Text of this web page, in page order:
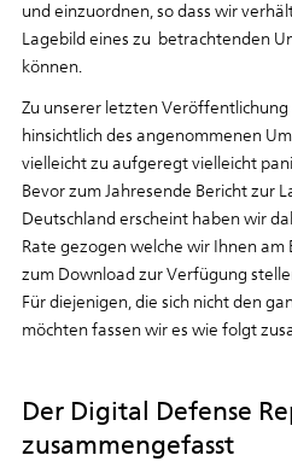
und einzuordnen, so dass wir
Lagebild eines zu betrachtenden
können.
Zu unserer letzten
hinsichtlich des angenommenen
vielleicht zu aufgeregt vielleicht
Bevor zum Jahresende Bericht zur
Deutschland erscheint haben wir
Rate gezogen welche wir Ihnen am
zum Download zur Verfügung
Für diejenigen, die sich nicht den
möchten fassen wir es wie folgt
Der Digital Defense
zusammengefasst